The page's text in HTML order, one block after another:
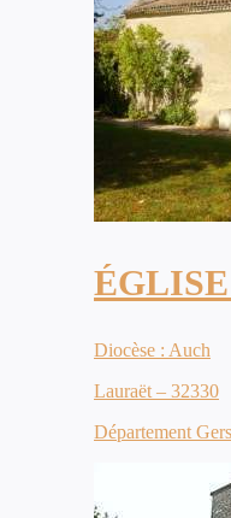
Diocèse : Auch
Lauraët – 32330
Département Gers